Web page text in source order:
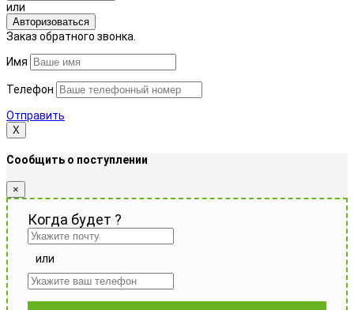
или
Авторизоваться
Заказ обратного звонка.
Имя
Телефон
Отправить
Х
Сообщить о поступлении
×
Когда будет ?
или